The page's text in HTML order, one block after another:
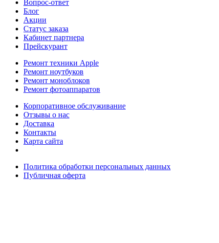
Вопрос-ответ
Блог
Акции
Статус заказа
Кабинет партнера
Прейскурант
Ремонт техники Apple
Ремонт ноутбуков
Ремонт моноблоков
Ремонт фотоаппаратов
Корпоративное обслуживание
Отзывы о нас
Доставка
Контакты
Карта сайта
Политика обработки персональных данных
Публичная оферта